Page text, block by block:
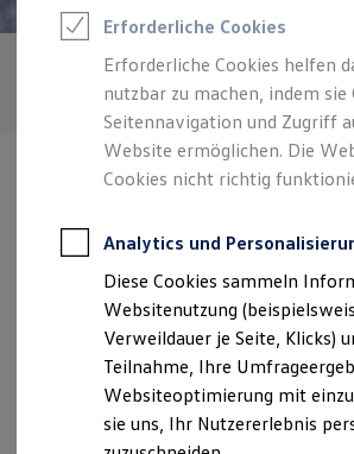
Leasing
Leasing-Angebote
Gebrauchtwagen Leasing
Junge Gebrauchtwagen-
Elektroauto Leasing
Kleinwagen-Leasing
Leasing ohne Anzahlung
Finanzierung
Kfz-Versicherung
Restschuldversicherungen
Garantien
Wartungsverträge
Geschäftskunden
Professional Class bei
Großkunden
Behörden
Direktkunden
Sonderfahrzeuge
Verantwortlich für die Inhalte auf dieser Seite
Impressum & Rechtliches)
Herrenwiesenstraße 34, 97980
Erforderliche Cookies
Erforderliche Cookies helfen
nutzbar zu machen, indem
Seitennavigation und Zugriff
Website ermöglichen. Die
Cookies nicht richtig
Analytics und
Diese Cookies sammeln
Websitenutzung
Verweildauer je Seite, Klicks)
Teilnahme, Ihre
Websiteoptimierung mit
sie uns, Ihr Nutzererlebnis